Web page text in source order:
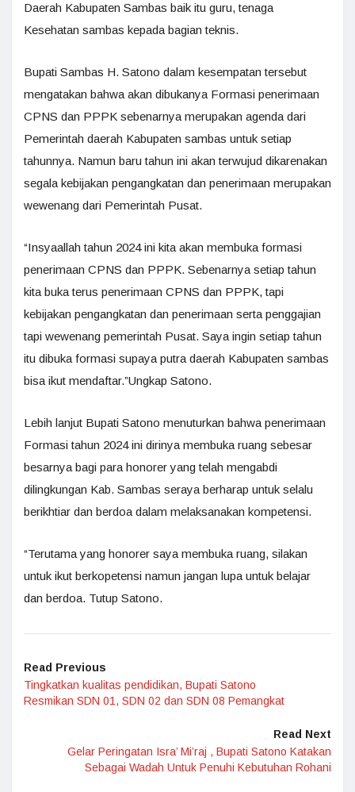
Daerah Kabupaten Sambas baik itu guru, tenaga
Kesehatan sambas kepada bagian teknis.
Bupati Sambas H. Satono dalam kesempatan tersebut
mengatakan bahwa akan dibukanya Formasi penerimaan
CPNS dan PPPK sebenarnya merupakan agenda dari
Pemerintah daerah Kabupaten sambas untuk setiap
tahunnya. Namun baru tahun ini akan terwujud dikarenakan
segala kebijakan pengangkatan dan penerimaan merupakan
wewenang dari Pemerintah Pusat.
“Insyaallah tahun 2024 ini kita akan membuka formasi
penerimaan CPNS dan PPPK. Sebenarnya setiap tahun
kita buka terus penerimaan CPNS dan PPPK, tapi
kebijakan pengangkatan dan penerimaan serta penggajian
tapi wewenang pemerintah Pusat. Saya ingin setiap tahun
itu dibuka formasi supaya putra daerah Kabupaten sambas
bisa ikut mendaftar.”Ungkap Satono.
Lebih lanjut Bupati Satono menuturkan bahwa penerimaan
Formasi tahun 2024 ini dirinya membuka ruang sebesar
besarnya bagi para honorer yang telah mengabdi
dilingkungan Kab. Sambas seraya berharap untuk selalu
berikhtiar dan berdoa dalam melaksanakan kompetensi.
“Terutama yang honorer saya membuka ruang, silakan
untuk ikut berkopetensi namun jangan lupa untuk belajar
dan berdoa. Tutup Satono.
Read Previous
Tingkatkan kualitas pendidikan, Bupati Satono
Resmikan SDN 01, SDN 02 dan SDN 08 Pemangkat
Read Next
Gelar Peringatan Isra’ Mi’raj , Bupati Satono Katakan
Sebagai Wadah Untuk Penuhi Kebutuhan Rohani